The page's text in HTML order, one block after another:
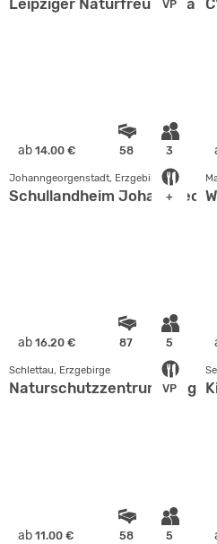
VP
ab 14.00 € 58 3
+
Johanngeorgenstadt, Erzgebirge
Schullandheim
ab 16.20 € 87 5
VP
Schlettau, Erzgebirge
Naturschutzzentrum
ab 11.00 € 58 5